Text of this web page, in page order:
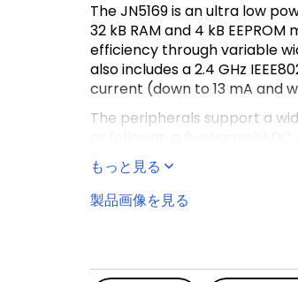
The JN5169 is an ultra low
32 kB RAM and 4 kB
efficiency through variable
also includes a 2.4 GHz
current (down to 13 mA and
The peripherals support a
alternatively a 40-key
もっと見る
製品画像を見る